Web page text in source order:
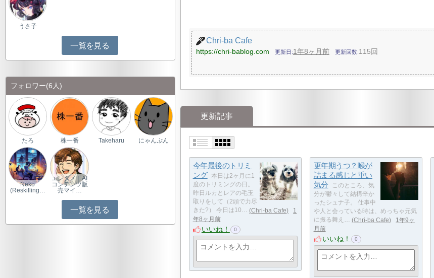
Chri-ba Cafe
https://chri-bablog.com 更新日 1年8ヶ月前 更新回数 115回
更新記事
今年最後のトリミ
ング
本日は2ヶ月に1
度のトリミングの日。
昨日ルカとレアの毛玉
取りをして（2頭で力尽
きた?） 今日は10…
Chri-ba Cafe
1
年8ヶ月前
いいね！ 0
更年期うつ？喉が
詰まる感じと重い
気分
このところ、気
分が鬱々して結構辛か
ったシュナ子。 仕事中
や人と会っている時は、めっちゃ元気
に振る舞え…
Chri-ba Cafe
1年9ヶ
月前
いいね！ 0
うさ子
一覧を見る
フォロワー(6人)
たろ 株一番 Takeharu にゃんぷん
Neko
(Reskilling…
エンタメ｜AI
コンテンツ販
売マイ…
一覧を見る